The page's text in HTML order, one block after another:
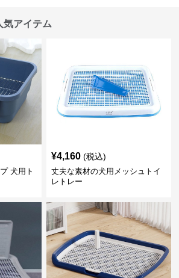
気アイテム
犬用ト
¥4,160 (税込)
丈夫な素材の犬用メッシュトイ
レトレー